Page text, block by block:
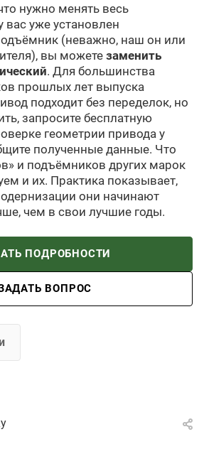
нужно менять весь
вас уже установлен
(неважно, наш он или
вы можете заменить
. Для большинства
прошлых лет выпуска
подходит без переделок, но
запросите бесплатную
геометрии привода у
полученные данные. Что
и подъёмников других марок
и их. Практика показывает,
они начинают
чем в свои лучшие годы.
ПОДРОБНОСТИ
ВОПРОС